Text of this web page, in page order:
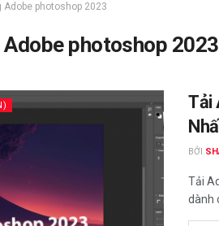
Adobe photoshop 2023
Adobe photoshop 2023
Tải
BỞI
Tải
dành